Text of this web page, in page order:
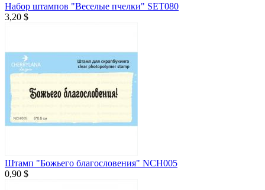
Набор штампов "Веселые пчелки" SET080
3,20 $
Штамп "Божьего благословения" NCH005
0,90 $